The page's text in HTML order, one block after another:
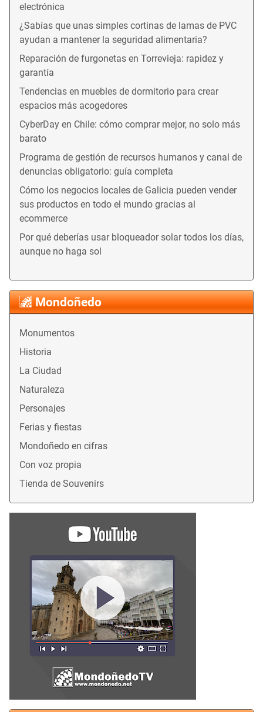
Mondoñedo
Monumentos
Historia
La Ciudad
Naturaleza
Personajes
Ferias y fiestas
Mondoñedo en cifras
Con voz propia
Tienda de Souvenirs
electrónica
¿Sabías que unas simples cortinas de lamas de PVC
ayudan a mantener la seguridad alimentaria?
Reparación de furgonetas en Torrevieja: rapidez y
garantía
Tendencias en muebles de dormitorio para crear
espacios más acogedores
CyberDay en Chile: cómo comprar mejor, no solo más
barato
Programa de gestión de recursos humanos y canal de
denuncias obligatorio: guía completa
Cómo los negocios locales de Galicia pueden vender
sus productos en todo el mundo gracias al
ecommerce
Por qué deberías usar bloqueador solar todos los días,
aunque no haga sol